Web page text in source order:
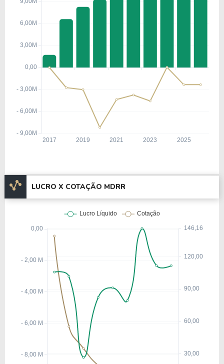
LUCRO X COTAÇÃO MDRR